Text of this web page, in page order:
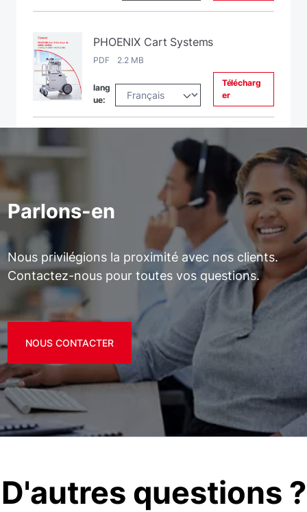
PHOENIX Cart Systems
PDF 2.2 MB
lang
ue:
Télécharg
er
Parlons-en
Nous privilégions la proximité avec nos clients.
Contactez-nous pour toutes vos questions.
NOUS CONTACTER
D'autres questions ?